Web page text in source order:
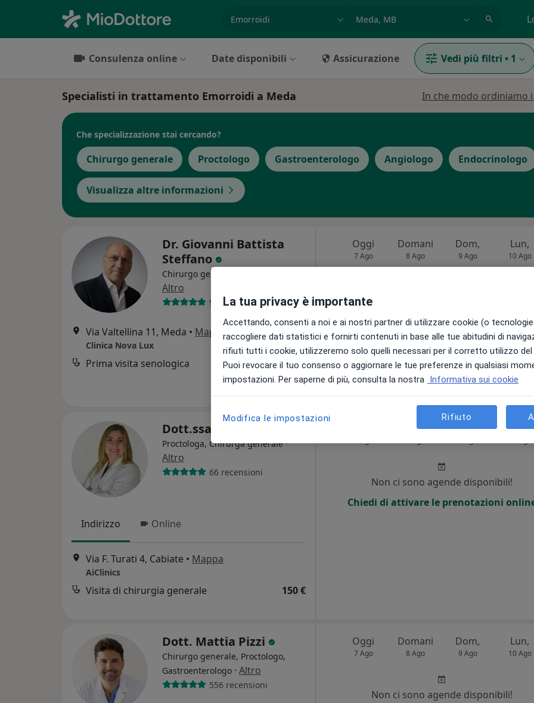
Consulenza online Date disponibili Assicurazione Vedi più filtri • 1
Specialisti in trattamento Emorroidi a Meda In che modo ordiniamo
Che specializzazione stai cercando?
Chirurgo generale Proctologo Gastroenterologo Angiologo Endocrinologo
Visualizza altre informazioni
Dr. Giovanni Battista
Steffano
Chirurgo generale, Senologo
Altro
95 recensioni
Via Valtellina 11, Meda • Mappa
Clinica Nova Lux
Prima visita senologica 150 €
Oggi
7 Ago
Domani
8 Ago
Dom,
9 Ago
Lun,
10 Ago
Non ci sono agende disponibili!
Chiedi di attivare le prenotazioni online
Dott.ssa Letizia Laface
Proctologa, Chirurga generale·
Altro
66 recensioni
Indirizzo Online
Via F. Turati 4, Cabiate • Mappa
AiClinics
Visita di chirurgia generale 150 €
Domani Dom, Lun,
Non ci sono agende disponibili!
Chiedi di attivare le prenotazioni
Dott. Mattia Pizzi
Chirurgo generale, Proctologo,
Gastroenterologo · Altro
556 recensioni
Oggi
7 Ago
Domani
8 Ago
Dom,
9 Ago
Lun,
10 Ago
Non ci sono agende disponibili!
La tua privacy è importante
Accettando, consenti a noi e ai nostri partner di utilizzare cookie (o
raccogliere dati statistici e fornirti contenuti in base alle tue abitudini di
rifiuti tutti i cookie, utilizzeremo solo quelli necessari per il corretto utilizzo
Puoi revocare il tuo consenso o aggiornare le tue preferenze in qualsiasi
impostazioni. Per saperne di più, consulta la nostra Informativa sui cookie
Modifica le impostazioni Rifiuto